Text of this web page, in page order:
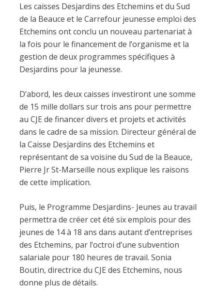
Les caisses Desjardins des Etchemins et du Sud
de la Beauce et le Carrefour jeunesse emploi des
Etchemins ont conclu un nouveau partenariat à
la fois pour le financement de l’organisme et la
gestion de deux programmes spécifiques à
Desjardins pour la jeunesse.
D’abord, les deux caisses investiront une somme
de 15 mille dollars sur trois ans pour permettre
au CJE de financer divers et projets et activités
dans le cadre de sa mission. Directeur général de
la Caisse Desjardins des Etchemins et
représentant de sa voisine du Sud de la Beauce,
Pierre Jr St-Marseille nous explique les raisons
de cette implication.
Puis, le Programme Desjardins- Jeunes au travail
permettra de créer cet été six emplois pour des
jeunes de 14 à 18 ans dans autant d’entreprises
des Etchemins, par l’octroi d’une subvention
salariale pour 180 heures de travail. Sonia
Boutin, directrice du CJE des Etchemins, nous
donne plus de détails.